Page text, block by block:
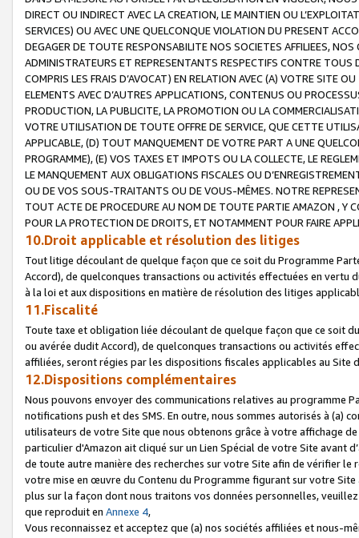
DIRECT OU INDIRECT AVEC LA CREATION, LE MAINTIEN OU
SERVICES) OU AVEC UNE QUELCONQUE VIOLATION DU PRESENT
DEGAGER DE TOUTE RESPONSABILITE NOS SOCIETES AFFILIEES,
ADMINISTRATEURS ET REPRESENTANTS RESPECTIFS CONTRE
COMPRIS LES FRAIS D’AVOCAT) EN RELATION AVEC (A) VOTRE SITE
ELEMENTS AVEC D’AUTRES APPLICATIONS, CONTENUS OU
PRODUCTION, LA PUBLICITE, LA PROMOTION OU LA
VOTRE UTILISATION DE TOUTE OFFRE DE SERVICE, QUE CETTE
APPLICABLE, (D) TOUT MANQUEMENT DE VOTRE PART A UNE
PROGRAMME), (E) VOS TAXES ET IMPOTS OU LA COLLECTE, LE
LE MANQUEMENT AUX OBLIGATIONS FISCALES OU
OU DE VOS SOUS-TRAITANTS OU DE VOUS-MÊMES. NOTRE
TOUT ACTE DE PROCEDURE AU NOM DE TOUTE PARTIE AMAZON , Y
POUR LA PROTECTION DE DROITS, ET NOTAMMENT POUR FAIRE
10.Droit applicable et résolution des litiges
Tout litige découlant de quelque façon que ce soit du Programme
Accord), de quelconques transactions ou activités effectuées en vertu
à la loi et aux dispositions en matière de résolution des litiges
11.Fiscalité
Toute taxe et obligation liée découlant de quelque façon que ce soit
ou avérée dudit Accord), de quelconques transactions ou activités
affiliées, seront régies par les dispositions fiscales applicables au Site
12.Dispositions complémentaires
Nous pouvons envoyer des communications relatives au programme
notifications push et des SMS. En outre, nous sommes autorisés à
utilisateurs de votre Site que nous obtenons grâce à votre affichage
particulier d'Amazon ait cliqué sur un Lien Spécial de votre Site avant
de toute autre manière des recherches sur votre Site afin de vérifier
votre mise en œuvre du Contenu du Programme figurant sur votre
plus sur la façon dont nous traitons vos données personnelles,
que reproduit en Annexe 4,
Vous reconnaissez et acceptez que (a) nos sociétés affiliées et nous-